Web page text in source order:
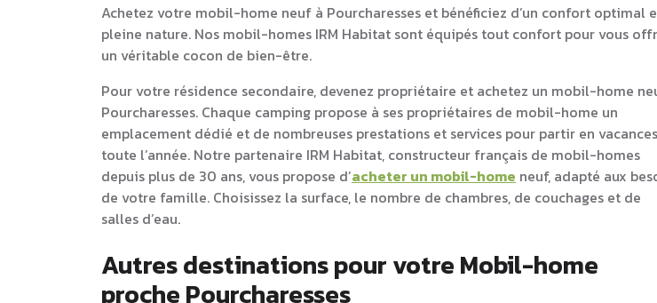
Achetez votre mobil-home neuf à Pourcharesses et bénéficiez d’un confort optimal
pleine nature. Nos mobil-homes IRM Habitat sont équipés tout confort pour vous
un véritable cocon de bien-être.
Pour votre résidence secondaire, devenez propriétaire et achetez un mobil-home
Pourcharesses. Chaque camping propose à ses propriétaires de mobil-home un
emplacement dédié et de nombreuses prestations et services pour partir en vacances
toute l’année. Notre partenaire IRM Habitat, constructeur français de mobil-homes
depuis plus de 30 ans, vous propose d’acheter un mobil-home neuf, adapté aux
de votre famille. Choisissez la surface, le nombre de chambres, de couchages et de
salles d’eau.
Autres destinations pour votre Mobil-home
proche Pourcharesses